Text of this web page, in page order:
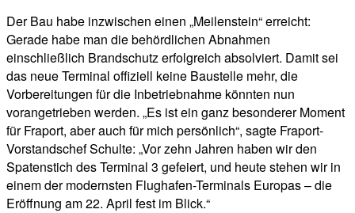
Der Bau habe inzwischen einen „Meilenstein“ erreicht:
Gerade habe man die behördlichen Abnahmen
einschließlich Brandschutz erfolgreich absolviert. Damit sei
das neue Terminal offiziell keine Baustelle mehr, die
Vorbereitungen für die Inbetriebnahme könnten nun
vorangetrieben werden. „Es ist ein ganz besonderer Moment
für Fraport, aber auch für mich persönlich“, sagte Fraport-
Vorstandschef Schulte: „Vor zehn Jahren haben wir den
Spatenstich des Terminal 3 gefeiert, und heute stehen wir in
einem der modernsten Flughafen-Terminals Europas – die
Eröffnung am 22. April fest im Blick.“